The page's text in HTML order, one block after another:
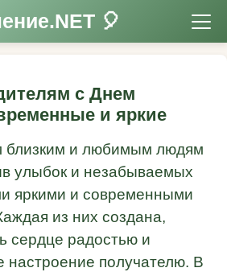
🎈
с Днем
и яркие
близким и любимым людям
улыбок и незабываемых
яркими и современными
из них создана,
сердце радостью и
настроение получателю. В